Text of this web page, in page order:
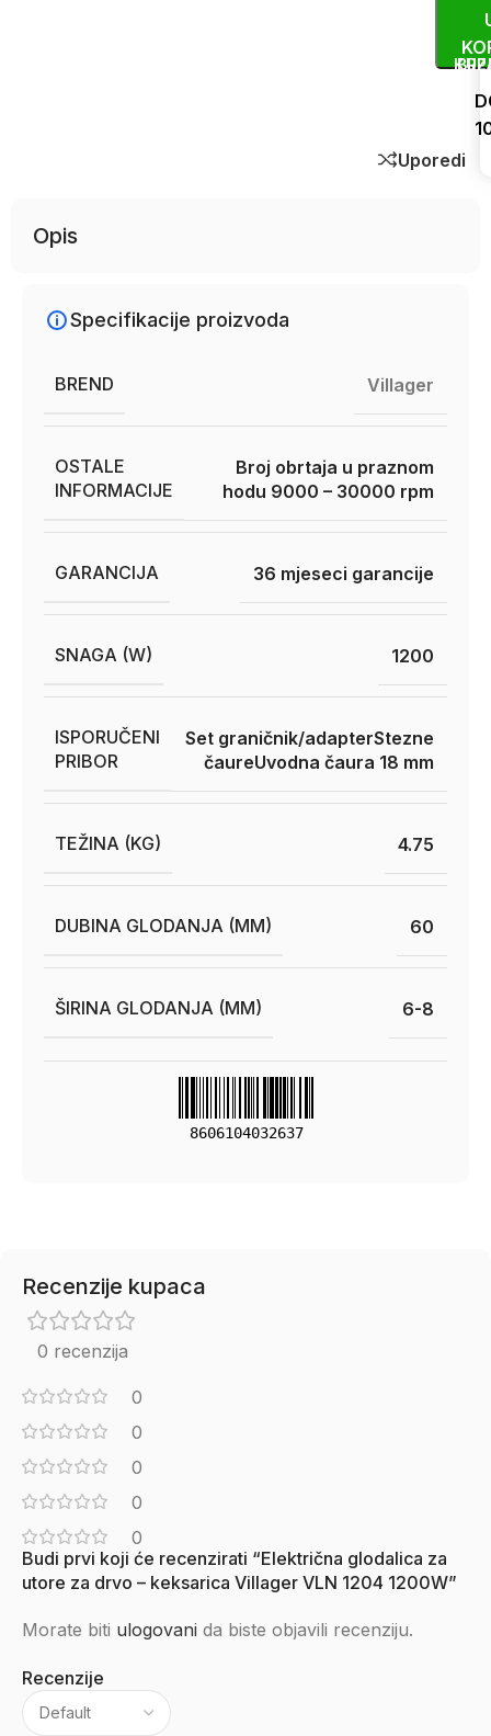
Uporedi
Opis
Specifikacije proizvoda
BREND Villager
OSTALE
INFORMACIJE
Broj obrtaja u praznom
hodu 9000 – 30000 rpm
GARANCIJA 36 mjeseci garancije
SNAGA (W) 1200
ISPORUČENI
PRIBOR
Set graničnik/adapterStezne
čaureUvodna čaura 18 mm
TEŽINA (KG) 4.75
DUBINA GLODANJA (MM) 60
ŠIRINA GLODANJA (MM) 6-8
8606104032637
Recenzije kupaca
0 recenzija
0
0
0
0
0
Recenzije
Budi prvi koji će recenzirati “Električna glodalica za
utore za drvo – keksarica Villager VLN 1204 1200W”
Morate biti ulogovani da biste objavili recenziju.